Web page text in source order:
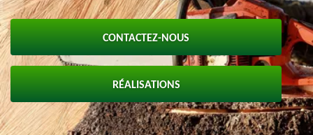
CONTACTEZ-NOUS
RÉALISATIONS